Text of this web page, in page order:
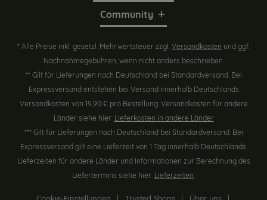
Community
* Alle Preise inkl. gesetzl. Mehrwertsteuer zzgl. Versandkosten und ggf.
Nachnahmegebühren, wenn nicht anders beschrieben.
** Gilt für Lieferungen nach Deutschland bei Standardversand. Bei
Expressversand entstehen bei Versand innerhalb Deutschlands
Versandkosten von 19,90 € pro Bestellung. Versandkosten für andere
Länder siehe hier: Lieferkosten in andere Länder
*** Gilt für Lieferungen nach Deutschland bei Standardversand. Bei
Expressversand gilt eine Lieferzeit von 1 Tag innerhalb Deutschlands.
Lieferzeiten für andere Länder und Informationen zur Berechnung des
Liefertermins siehe hier: Lieferzeiten